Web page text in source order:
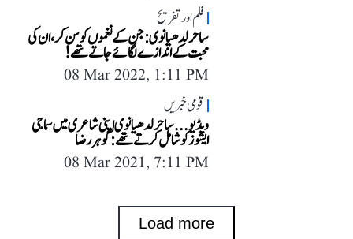
فلم اور تفریح
ساحر لدھیانوی: جن کے نغموں کو سن کر، ان کی
محبت کے اندازے لگائے جاتے تھے!
08 Mar 2022, 1:11 PM
قومی خبریں
ویڈیو... ساحر لدھیانوی اپنی شاعری میں سماجی
ایشوز کو شامل کرتے تھے: گوہر رضا
08 Mar 2021, 7:11 PM
Load more